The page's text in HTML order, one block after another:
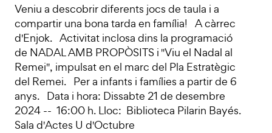
Veniu a descobrir diferents jocs de taula i a
compartir una bona tarda en família! A càrrec
d'Enjok. Activitat inclosa dins la programació
de NADAL AMB PROPÒSITS i "Viu el Nadal al
Remei", impulsat en el marc del Pla Estratègic
del Remei. Per a infants i famílies a partir de 6
anys. Data i hora: Dissabte 21 de desembre
2024 -- 16:00 h. Lloc: Biblioteca Pilarin Bayés.
Sala d'Actes U d'Octubre